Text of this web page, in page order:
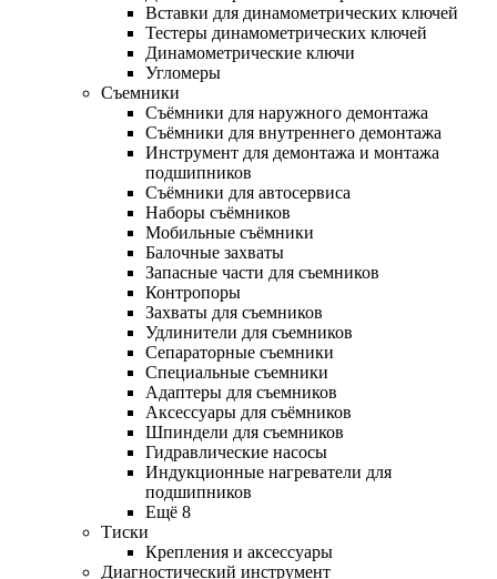
Вставки для динамометрических ключей
Тестеры динамометрических ключей
Динамометрические ключи
Угломеры
Съемники
Съёмники для наружного демонтажа
Съёмники для внутреннего демонтажа
Инструмент для демонтажа и монтажа
подшипников
Съёмники для автосервиса
Наборы съёмников
Мобильные съёмники
Балочные захваты
Запасные части для съемников
Контропоры
Захваты для съемников
Удлинители для съемников
Сепараторные съемники
Специальные съемники
Адаптеры для съемников
Аксессуары для съёмников
Шпиндели для съемников
Гидравлические насосы
Индукционные нагреватели для
подшипников
Ещё 8
Тиски
Крепления и аксессуары
Диагностический инструмент